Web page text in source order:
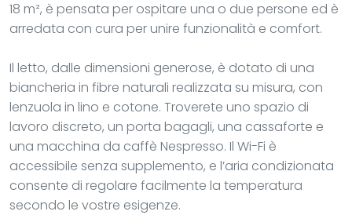
18 m², è pensata per ospitare una o due persone ed è
arredata con cura per unire funzionalità e comfort.
Il letto, dalle dimensioni generose, è dotato di una
biancheria in fibre naturali realizzata su misura, con
lenzuola in lino e cotone. Troverete uno spazio di
lavoro discreto, un porta bagagli, una cassaforte e
una macchina da caffè Nespresso. Il Wi-Fi è
accessibile senza supplemento, e l’aria condizionata
consente di regolare facilmente la temperatura
secondo le vostre esigenze.